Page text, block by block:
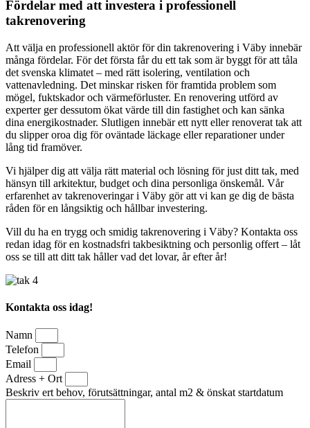
Fördelar med att investera i professionell
takrenovering
Att välja en professionell aktör för din takrenovering i Väby innebär
många fördelar. För det första får du ett tak som är byggt för att tåla
det svenska klimatet – med rätt isolering, ventilation och
vattenavledning. Det minskar risken för framtida problem som
mögel, fuktskador och värmeförluster. En renovering utförd av
experter ger dessutom ökat värde till din fastighet och kan sänka
dina energikostnader. Slutligen innebär ett nytt eller renoverat tak att
du slipper oroa dig för oväntade läckage eller reparationer under
lång tid framöver.
Vi hjälper dig att välja rätt material och lösning för just ditt tak, med
hänsyn till arkitektur, budget och dina personliga önskemål. Vår
erfarenhet av takrenoveringar i Väby gör att vi kan ge dig de bästa
råden för en långsiktig och hållbar investering.
Vill du ha en trygg och smidig takrenovering i Väby? Kontakta oss
redan idag för en kostnadsfri takbesiktning och personlig offert – låt
oss se till att ditt tak håller vad det lovar, år efter år!
Kontakta oss idag!
Namn
Telefon
Email
Adress + Ort
Beskriv ert behov, förutsättningar, antal m2 & önskat startdatum